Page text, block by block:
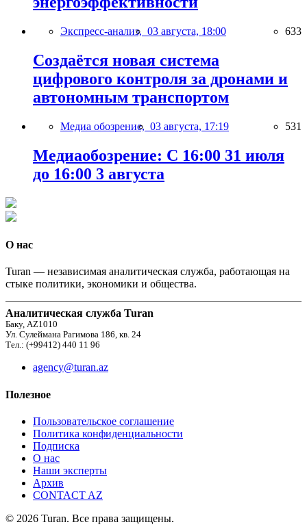
Экспресс-анализ, 03 августа, 18:00 633
Создаётся новая система
цифрового контроля за дронами и
автономным транспортом
Медиа обозрение, 03 августа, 17:19 531
Медиаобозрение: С 16:00 31 июля
до 16:00 3 августа
О нас
Turan — независимая аналитическая служба, работающая на
стыке политики, экономики и общества.
Аналитическая служба Turan
Баку, AZ1010
Ул. Сулеймана Рагимова 186, кв. 24
Тел.: (+99412) 440 11 96
agency@turan.az
Полезное
Пользовательское соглашение
Политика конфиденциальности
Подписка
О нас
Наши эксперты
Архив
CONTACT AZ
© 2026 Turan. Все права защищены.